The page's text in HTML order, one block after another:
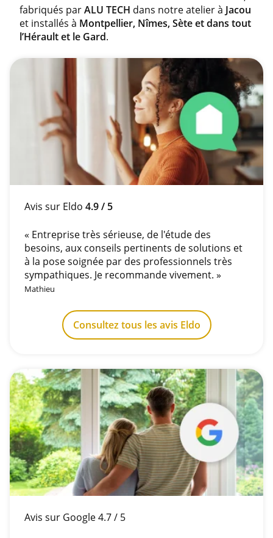
fabriqués parALU TECH dans notre atelier à Jacou
et installés à Montpellier, Nîmes, Sète et dans tout
l’Hérault et le Gard.
Avis sur Eldo 4.9 / 5
« Entreprise très sérieuse, de l'étude des
besoins, aux conseils pertinents de solutions et
à la pose soignée par des professionnels très
sympathiques. Je recommande vivement. »
Mathieu
Consultez tous les avis Eldo
Avis sur Google 4.7 / 5